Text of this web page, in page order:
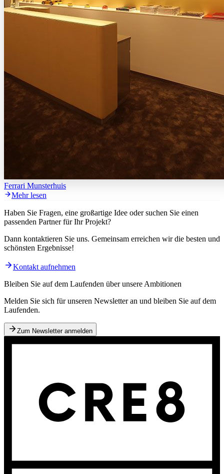
Ferrari Munsterhuis
Mehr lesen
Haben Sie Fragen, eine großartige Idee oder suchen Sie einen
passenden Partner für Ihr Projekt?
Dann kontaktieren Sie uns. Gemeinsam erreichen wir die besten und
schönsten Ergebnisse!
Kontakt aufnehmen
Bleiben Sie auf dem Laufenden über unsere Ambitionen
Melden Sie sich für unseren Newsletter an und bleiben Sie auf dem
Laufenden.
Zum Newsletter anmelden